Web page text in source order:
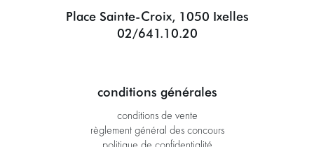
Place Sainte-Croix, 1050 Ixelles
02/641.10.20
conditions générales
conditions de vente
règlement général des concours